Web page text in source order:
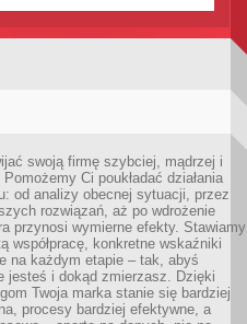
swoją firmę szybciej, mądrzej i
Ci poukładać działania
od analizy obecnej sytuacji, przez
rozwiązań, aż po wdrożenie
przynosi wymierne efekty. Stawiamy
współpracę, konkretne wskaźniki
na każdym etapie – tak, abyś
jesteś i dokąd zmierzasz. Dzięki
Twoja marka stanie się bardziej
procesy bardziej efektywne, a